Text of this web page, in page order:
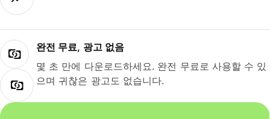
완전 무료, 광고 없음
몇 초 만에 다운로드하세요. 완전 무료로 사용할 수 있
으며 귀찮은 광고도 없습니다.